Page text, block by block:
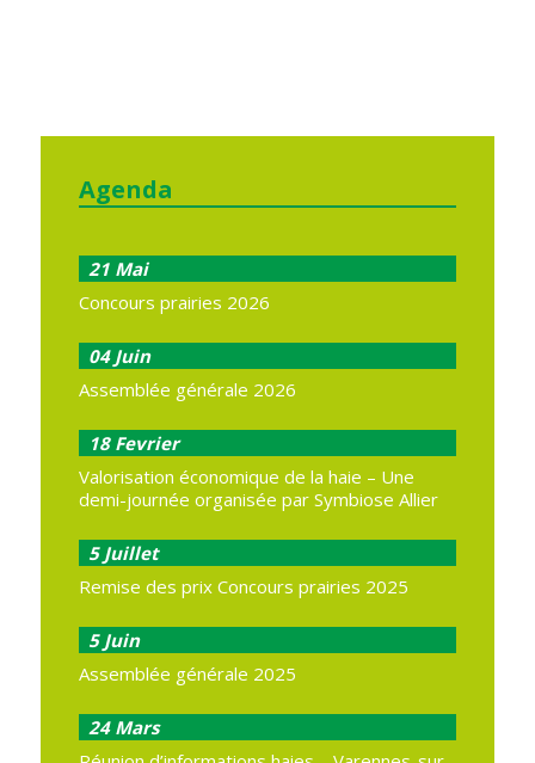
Agenda
21 Mai
Concours prairies 2026
04 Juin
Assemblée générale 2026
18 Fevrier
Valorisation économique de la haie – Une
demi-journée organisée par Symbiose Allier
5 Juillet
Remise des prix Concours prairies 2025
5 Juin
Assemblée générale 2025
24 Mars